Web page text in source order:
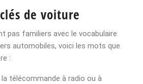
de voiture
pas familiers avec le vocabulaire
automobiles, voici les mots que
:
télécommande à radio ou à